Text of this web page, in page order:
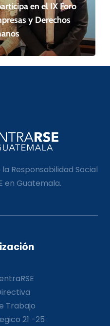
en el IX Foro
y Derechos
Responsabilidad Social
en Guatemala.
Trabajo
21 -25